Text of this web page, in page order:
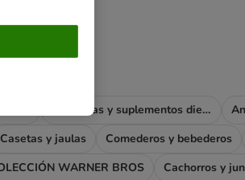
Vitaminas y suplementos dietéticos
Casetas y jaulas Comederos y bebederos
WARNER BROS Cachorros y